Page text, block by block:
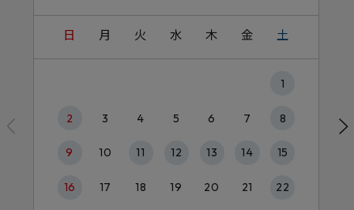
日 月 火 水 木 金 土
1
2 3 4 5 6 7 8
9 10 11 12 13 14 15
16 17 18 19 20 21 22